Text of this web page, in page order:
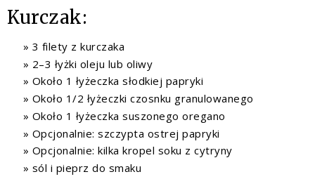
Kurczak:
3 filety z kurczaka
2–3 łyżki oleju lub oliwy
Około 1 łyżeczka słodkiej papryki
Około 1/2 łyżeczki czosnku granulowanego
Około 1 łyżeczka suszonego oregano
Opcjonalnie: szczypta ostrej papryki
Opcjonalnie: kilka kropel soku z cytryny
sól i pieprz do smaku